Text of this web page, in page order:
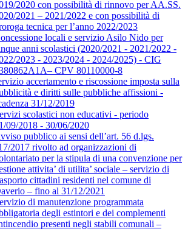
2020 con possibilità di rinnovo per AA.SS.
2021 – 2021/2022 e con possibilità di
tecnica per l’anno 2022/2023
locali e servizio Asilo Nido per
anni scolastici (2020/2021 - 2021/2022 -
2023 - 2023/2024 - 2024/2025) - CIG
CPV 80110000-8
accertamento e riscossione imposta sulla
e diritti sulle pubbliche affissioni -
31/12/2019
scolastici non educativi - periodo
09/2018 - 30/06/2020
pubblico ai sensi dell’art. 56 d.lgs.
2017 rivolto ad organizzazioni di
per la stipula di una convenzione per
attivita’ di utilita’ sociale – servizio di
cittadini residenti nel comune di
– fino al 31/12/2021
di manutenzione programmata
degli estintori e dei complementi
presenti negli stabili comunali –